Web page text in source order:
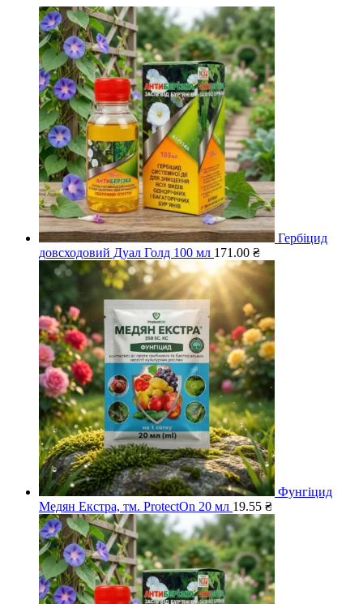
Гербіцид
довсходовий Дуал Голд 100 мл 171.00 ₴
Фунгіцид
Медян Екстра, тм. ProtectOn 20 мл 19.55 ₴